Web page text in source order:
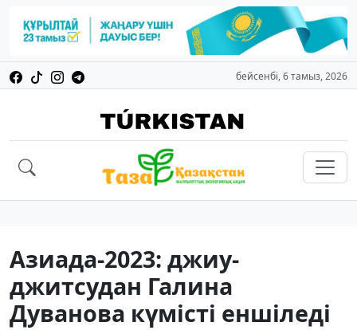
бейсенбі, 6 тамыз, 2026
Азиада-2023: джиу-
джитсудан Галина
Дуванова күмісті еншіледі